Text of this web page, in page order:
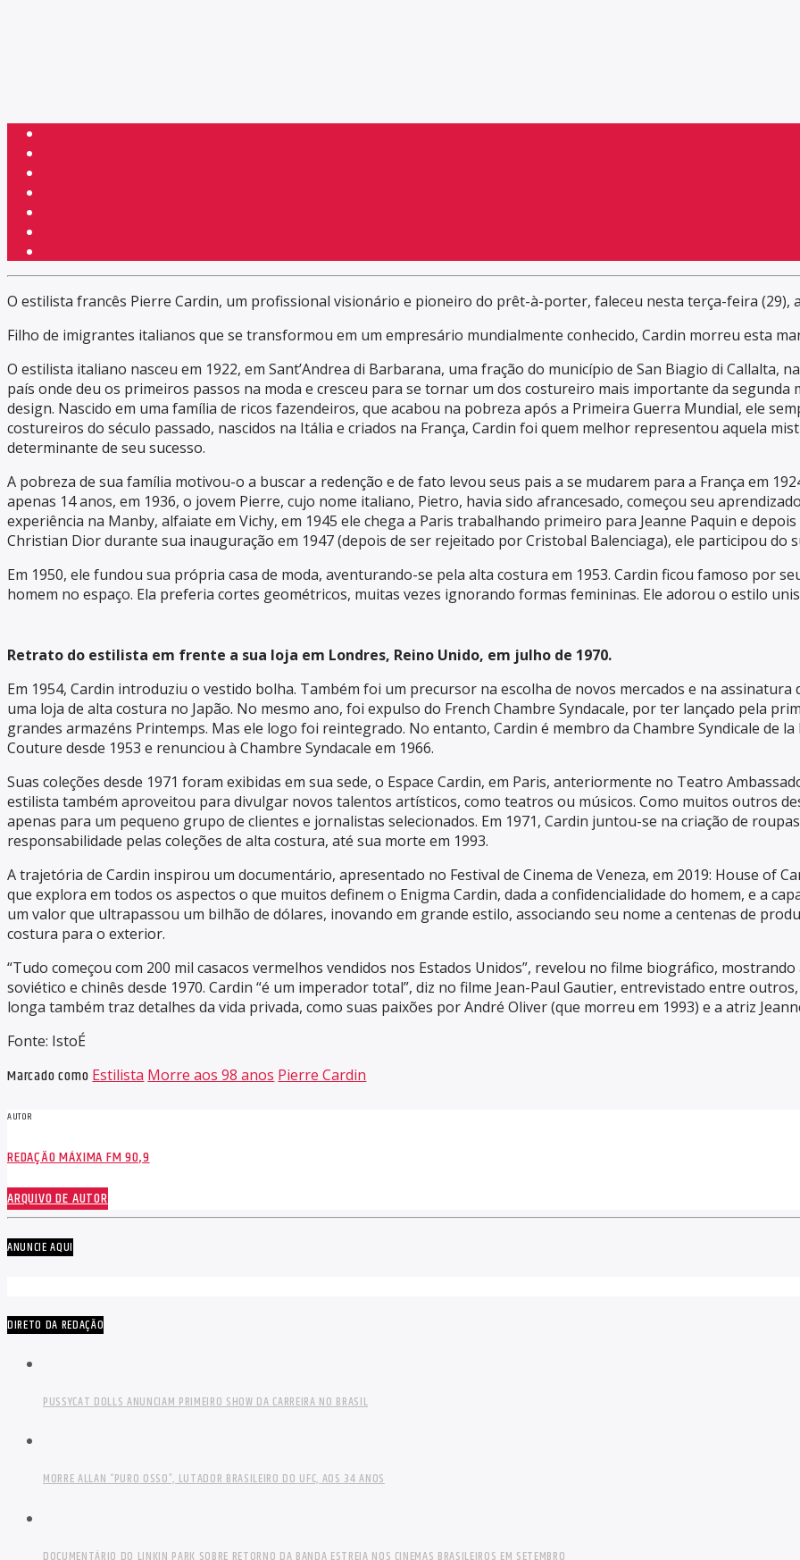
O estilista francês Pierre Cardin, um profissional visionário e pioneiro do prêt-à-porter, faleceu nesta terça-feira (29),
Filho de imigrantes italianos que se transformou em um empresário mundialmente conhecido, Cardin morreu esta
O estilista italiano nasceu em 1922, em Sant’Andrea di Barbarana, uma fração do município de San Biagio di Callalta,
país onde deu os primeiros passos na moda e cresceu para se tornar um dos costureiro mais importante da segunda
design. Nascido em uma família de ricos fazendeiros, que acabou na pobreza após a Primeira Guerra Mundial, ele
costureiros do século passado, nascidos na Itália e criados na França, Cardin foi quem melhor representou aquela
determinante de seu sucesso.
A pobreza de sua família motivou-o a buscar a redenção e de fato levou seus pais a se mudarem para a França em
apenas 14 anos, em 1936, o jovem Pierre, cujo nome italiano, Pietro, havia sido afrancesado, começou seu
experiência na Manby, alfaiate em Vichy, em 1945 ele chega a Paris trabalhando primeiro para Jeanne Paquin e
Christian Dior durante sua inauguração em 1947 (depois de ser rejeitado por Cristobal Balenciaga), ele participou do
Em 1950, ele fundou sua própria casa de moda, aventurando-se pela alta costura em 1953. Cardin ficou famoso por
homem no espaço. Ela preferia cortes geométricos, muitas vezes ignorando formas femininas. Ele adorou o estilo
Retrato do estilista em frente a sua loja em Londres, Reino Unido, em julho de 1970.
Em 1954, Cardin introduziu o vestido bolha. Também foi um precursor na escolha de novos mercados e na
uma loja de alta costura no Japão. No mesmo ano, foi expulso do French Chambre Syndacale, por ter lançado pela
grandes armazéns Printemps. Mas ele logo foi reintegrado. No entanto, Cardin é membro da Chambre Syndicale de
Couture desde 1953 e renunciou à Chambre Syndacale em 1966.
Suas coleções desde 1971 foram exibidas em sua sede, o Espace Cardin, em Paris, anteriormente no Teatro
estilista também aproveitou para divulgar novos talentos artísticos, como teatros ou músicos. Como muitos outros
apenas para um pequeno grupo de clientes e jornalistas selecionados. Em 1971, Cardin juntou-se na criação de
responsabilidade pelas coleções de alta costura, até sua morte em 1993.
A trajetória de Cardin inspirou um documentário, apresentado no Festival de Cinema de Veneza, em 2019: House of
que explora em todos os aspectos o que muitos definem o Enigma Cardin, dada a confidencialidade do homem, e a
um valor que ultrapassou um bilhão de dólares, inovando em grande estilo, associando seu nome a centenas de
costura para o exterior.
“Tudo começou com 200 mil casacos vermelhos vendidos nos Estados Unidos”, revelou no filme biográfico,
soviético e chinês desde 1970. Cardin “é um imperador total”, diz no filme Jean-Paul Gautier, entrevistado entre
longa também traz detalhes da vida privada, como suas paixões por André Oliver (que morreu em 1993) e a atriz
Fonte: IstoÉ
Marcado comoEstilista Morre aos 98 anos Pierre Cardin
AUTOR
REDAÇÃO MÁXIMA FM 90,9
ARQUIVO DE AUTOR
ANUNCIE AQUI
DIRETO DA REDAÇÃO
PUSSYCAT DOLLS ANUNCIAM PRIMEIRO SHOW DA CARREIRA NO BRASIL
MORRE ALLAN “PURO OSSO”, LUTADOR BRASILEIRO DO UFC, AOS 34 ANOS
DOCUMENTÁRIO DO LINKIN PARK SOBRE RETORNO DA BANDA ESTREIA NOS CINEMAS BRASILEIROS EM SETEMBRO